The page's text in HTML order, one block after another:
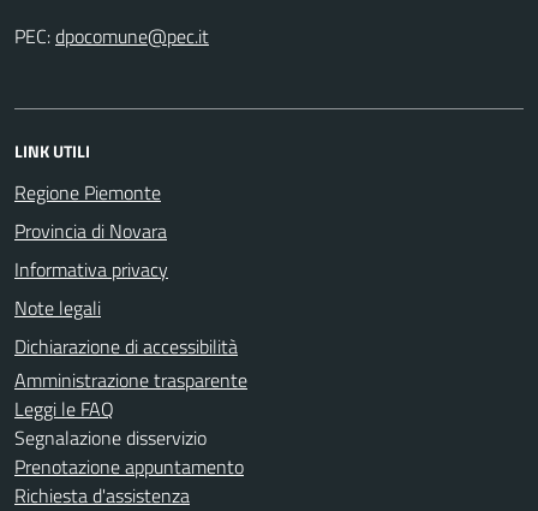
PEC:
LINK UTILI
Regione Piemonte
Provincia di Novara
Informativa privacy
Note legali
Dichiarazione di accessibilità
Amministrazione trasparente
Leggi le FAQ
Segnalazione disservizio
Prenotazione appuntamento
Richiesta d'assistenza